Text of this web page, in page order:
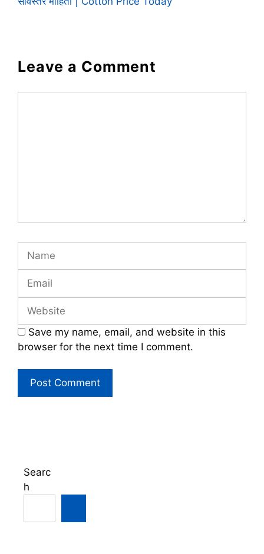
Leave a Comment
Save my name, email, and website in this
browser for the next time I comment.
Searc
h